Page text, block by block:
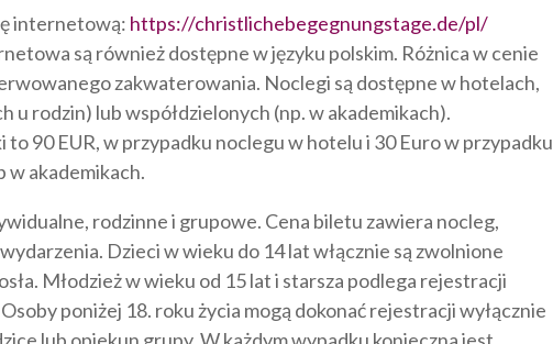
internetową: https://christlichebegegnungstage.de/pl/
są również dostępne w języku polskim. Różnica w cenie
zakwaterowania. Noclegi są dostępne w hotelach,
u rodzin) lub współdzielonych (np. w akademikach).
to 90 EUR, w przypadku noclegu w hotelu i 30 Euro w przypadku
akademikach.
rodzinne i grupowe. Cena biletu zawiera nocleg,
Dzieci w wieku do 14 lat włącznie są zwolnione
Młodzież w wieku od 15 lat i starsza podlega rejestracji
poniżej 18. roku życia mogą dokonać rejestracji wyłącznie